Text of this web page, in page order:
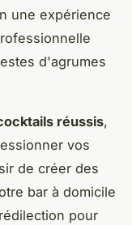
une expérience
d'agrumes
réussis,
vos
de créer des
bar à domicile
pour